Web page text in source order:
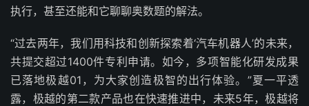
执行，甚至还能和它聊聊奥数题的解法。
“过去两年，我们用科技和创新探索着‘汽车机器人’的未来，
共提交超过1400件专利申请。如今，多项智能化研发成果
已落地极越01，为大家创造极智的出行体验。”夏一平透
露，极越的第二款产品也在快速推进中，未来5年，极越将